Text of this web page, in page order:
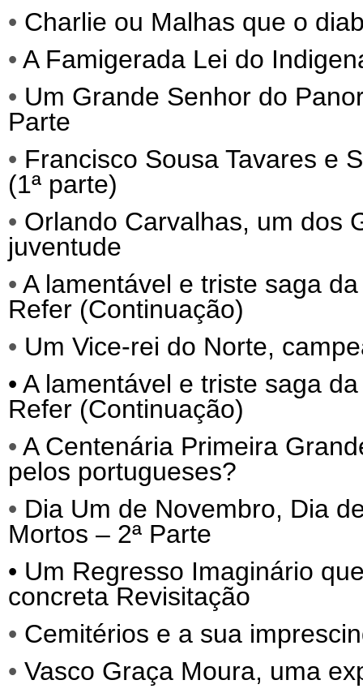
• Charlie ou Malhas que o
• A Famigerada Lei do
• Um Grande Senhor do
Parte
• Francisco Sousa Tavares e
(1ª parte)
• Orlando Carvalhas, um dos
juventude
• A lamentável e triste saga
Refer (Continuação)
• Um Vice-rei do Norte,
• A lamentável e triste saga
Refer (Continuação)
• A Centenária Primeira
pelos portugueses?
• Dia Um de Novembro, Dia
Mortos – 2ª Parte
• Um Regresso Imaginário
concreta Revisitação
• Cemitérios e a sua
• Vasco Graça Moura, uma